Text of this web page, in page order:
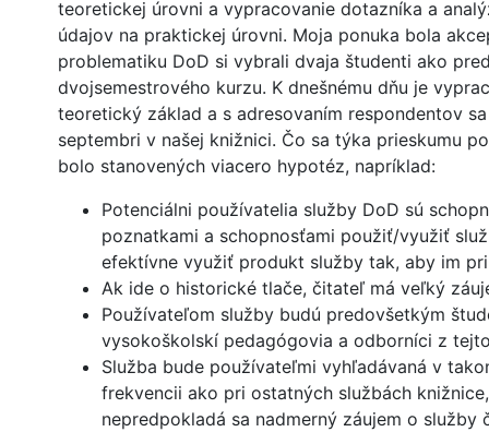
teoretickej úrovni a vypracovanie dotazníka a
údajov na praktickej úrovni. Moja ponuka bola
problematiku DoD si vybrali dvaja študenti ako
dvojsemestrového kurzu. K dnešnému dňu je
teoretický základ a s adresovaním respondentov
septembri v našej knižnici. Čo sa týka prieskumu
bolo stanovených viacero hypotéz, napríklad:
Potenciálni používatelia služby DoD sú
poznatkami a schopnosťami použiť/využiť
efektívne využiť produkt služby tak, aby im
Ak ide o historické tlače, čitateľ má veľký
Používateľom služby budú predovšetkým
vysokoškolskí pedagógovia a odborníci z
Služba bude používateľmi vyhľadávaná v
frekvencii ako pri ostatných službách
nepredpokladá sa nadmerný záujem o služby